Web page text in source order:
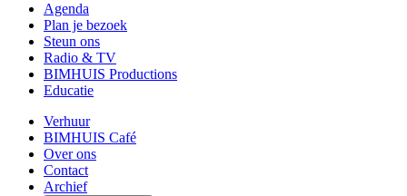
Agenda
Plan je bezoek
Steun ons
Radio & TV
BIMHUIS Productions
Educatie
Verhuur
BIMHUIS Café
Over ons
Contact
Archief